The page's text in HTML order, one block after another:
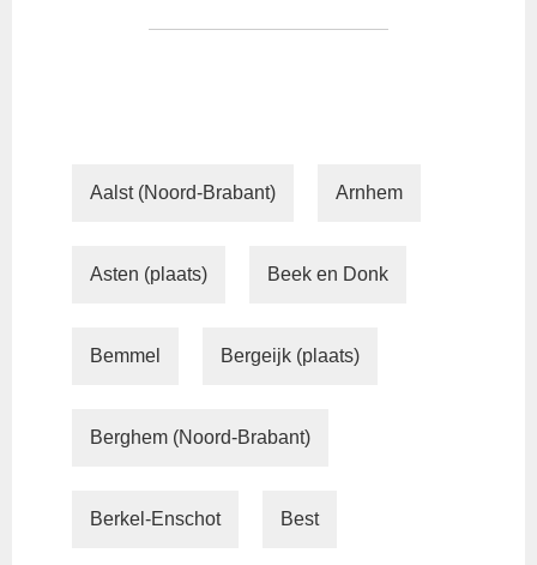
Aalst (Noord-Brabant) Arnhem
Asten (plaats) Beek en Donk
Bemmel Bergeijk (plaats)
Berghem (Noord-Brabant)
Berkel-Enschot Best